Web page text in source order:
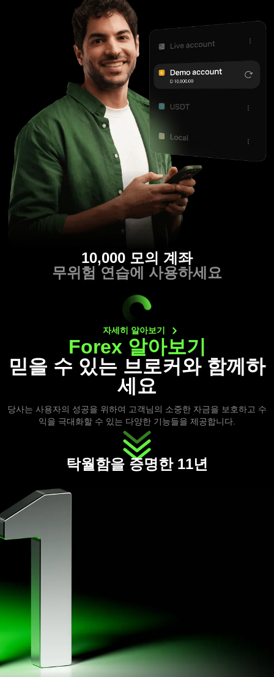
10,000 모의 계좌
무위험 연습에 사용하세요
자세히 알아보기
Forex 알아보기
믿을 수 있는 브로커와 함께하
세요
당사는 사용자의 성공을 위하여 고객님의 소중한 자금을 보호하고 수
익을 극대화할 수 있는 다양한 기능들을 제공합니다.
탁월함을 증명한 11년